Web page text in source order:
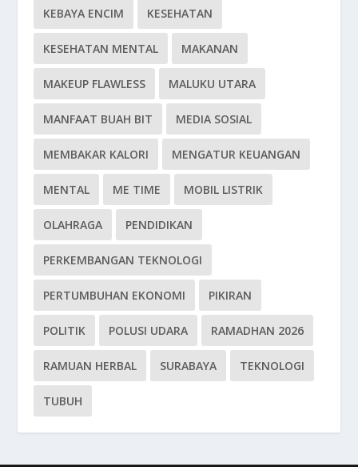
KEBAYA ENCIM KESEHATAN
KESEHATAN MENTAL MAKANAN
MAKEUP FLAWLESS MALUKU UTARA
MANFAAT BUAH BIT MEDIA SOSIAL
MEMBAKAR KALORI MENGATUR KEUANGAN
MENTAL ME TIME MOBIL LISTRIK
OLAHRAGA PENDIDIKAN
PERKEMBANGAN TEKNOLOGI
PERTUMBUHAN EKONOMI PIKIRAN
POLITIK POLUSI UDARA RAMADHAN 2026
RAMUAN HERBAL SURABAYA TEKNOLOGI
TUBUH